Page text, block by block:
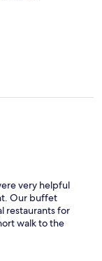
very helpful
Our buffet
restaurants for
walk to the